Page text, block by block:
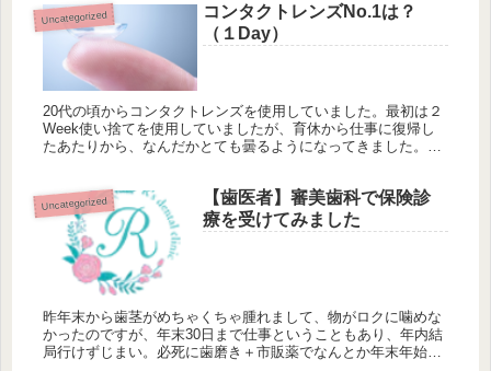
Uncategorized
コンタクトレンズNo.1は？
（１Day）
20代の頃からコンタクトレンズを使用していました。最初は２
Week使い捨てを使用していましたが、育休から仕事に復帰し
たあたりから、なんだかとても曇るようになってきました。ち
Uncategorized
【歯医者】審美歯科で保険診
療を受けてみました
昨年末から歯茎がめちゃくちゃ腫れまして、物がロクに噛めな
かったのですが、年末30日まで仕事ということもあり、年内結
局行けずじまい。必死に歯磨き＋市販薬でなんとか年末年始を